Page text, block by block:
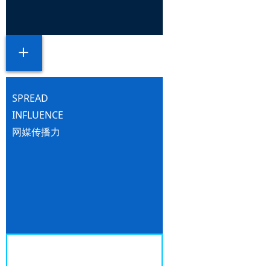
SPREAD
INFLUENCE
网媒传播力
ꄶ